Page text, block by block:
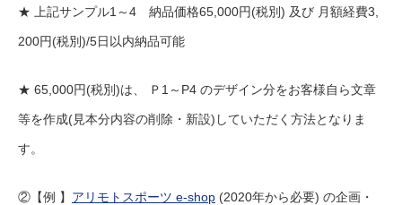
★ 上記サンプル1～4 納品価格65,000円(税別) 及び 月額経費3,
200円(税別)/5日以内納品可能
★ 65,000円(税別)は、 Ｐ1～P4 のデザイン分をお客様自ら文章
等を作成(見本分内容の削除・新設)していただく方法となりま
す。
②【例 】 アリモトスポーツ e-shop (2020年から必要) の企画・